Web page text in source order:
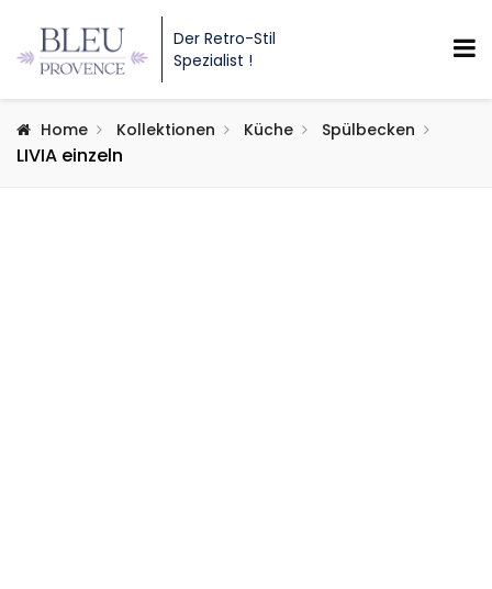
Der Retro-Stil
Spezialist !
Home Kollektionen Küche Spülbecken
LIVIA einzeln